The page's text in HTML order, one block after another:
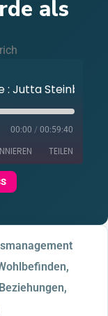
als
00:00 / 00:59:40
TEILEN